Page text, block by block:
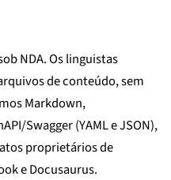
NDA. Os linguistas
de conteúdo, sem
Markdown,
Swagger (YAML e JSON),
proprietários de
e Docusaurus.